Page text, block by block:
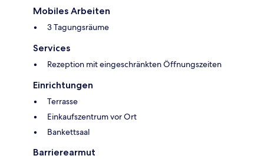
Mobiles Arbeiten
3 Tagungsräume
Services
Rezeption mit eingeschränkten Öffnungszeiten
Einrichtungen
Terrasse
Einkaufszentrum vor Ort
Bankettsaal
Barrierearmut